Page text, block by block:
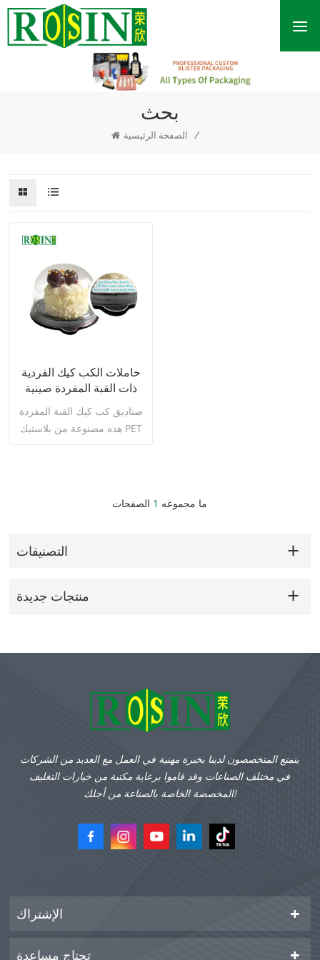
بحث
الصفحة الرئيسية /
حاملات الكب كيك الفردية
ذات القبة المفردة صينية
الكعك البلاستيكية مع غطاء
صناديق كب كيك القبة المفردة
هذه مصنوعة من بلاستيك PET
وأعياد الميلاد وحفلات استقبال
ما مجموعه 1 الصفحات
التصنيفات
منتجات جديدة
يتمتع المتخصصون لدينا بخبرة مهنية في العمل مع العديد من الشركات
في مختلف الصناعات وقد قاموا برعاية مكتبة من خيارات التغليف
المخصصة الخاصة بالصناعة من أجلك!
الإشتراك
تحتاج مساعدة